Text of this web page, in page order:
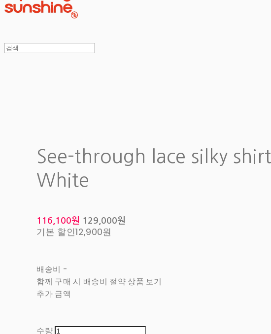
See-through lace silky shirt
White
116,100원 129,000원
기본 할인12,900원
배송비 -
함께 구매 시 배송비 절약 상품 보기
추가 금액
수량